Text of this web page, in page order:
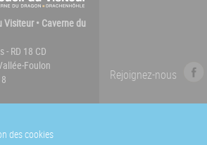
Visiteur • Caverne du
- RD 18 CD
Foulon
Rejoignez-nous
des cookies